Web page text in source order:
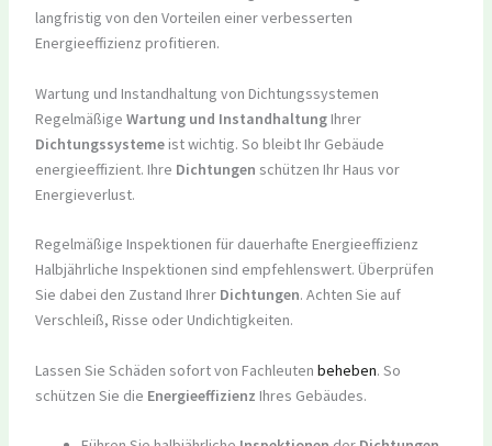
langfristig von den Vorteilen einer verbesserten
Energieeffizienz profitieren.
Wartung und Instandhaltung von Dichtungssystemen
Regelmäßige Wartung und InstandhaltungIhrer
Dichtungssystemeist wichtig. So bleibt Ihr Gebäude
energieeffizient. Ihre Dichtungen schützen Ihr Haus vor
Energieverlust.
Regelmäßige Inspektionen für dauerhafte Energieeffizienz
Halbjährliche Inspektionen sind empfehlenswert. Überprüfen
Sie dabei den Zustand Ihrer Dichtungen. Achten Sie auf
Verschleiß, Risse oder Undichtigkeiten.
Lassen Sie Schäden sofort von Fachleuten beheben. So
schützen Sie die Energieeffizienz Ihres Gebäudes.